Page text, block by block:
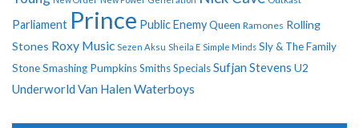
Parliament Prince Public EnemyQueen Ramones Rolling
Stones Roxy Music Sezen Aksu Sheila E Simple Minds Sly & The Family
StoneSmashing PumpkinsSmithsSpecialsSufjan Stevens U2
Underworld Van Halen Waterboys